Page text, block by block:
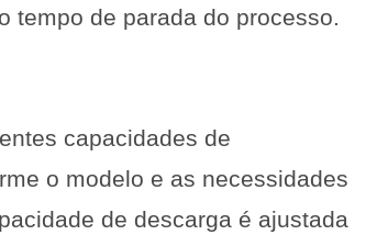
tempo de parada do processo.
capacidades de
o modelo e as necessidades
de descarga é ajustada